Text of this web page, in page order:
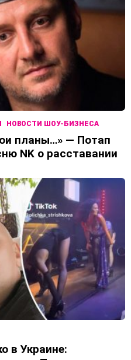
НОВОСТИ ШОУ-БИЗНЕСА
планы…» — Потап
NK о расставании
в Украине: